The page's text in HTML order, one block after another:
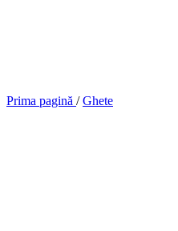
Prima pagină / Ghete